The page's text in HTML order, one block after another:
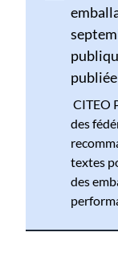
CITEO
des
textes
des